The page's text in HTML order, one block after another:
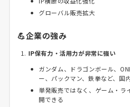
グローバル販売拡大
💪企業の強み
IP保有力・活用力が非常に強い
ガンダム、ドラゴンボール、
ー、パックマン、鉄拳など、国
単発販売ではなく、ゲーム・ラ
開できる